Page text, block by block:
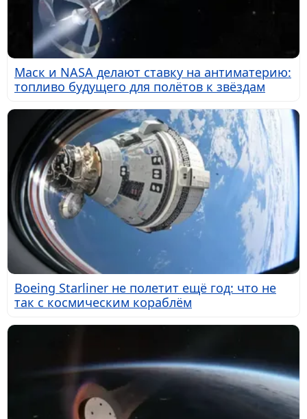
Маск и NASA делают ставку на антиматерию:
топливо будущего для полётов к звёздам
Boeing Starliner не полетит ещё год: что не
так с космическим кораблём